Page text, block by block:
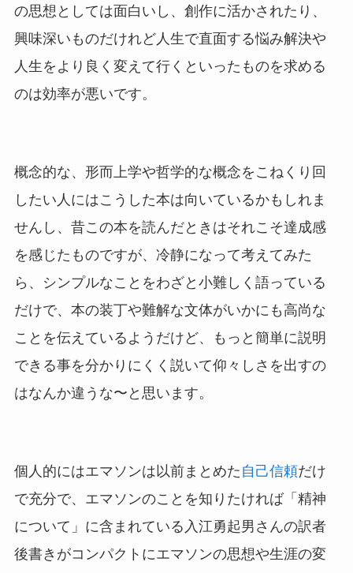
の思想としては面白いし、創作に活かされたり、
興味深いものだけれど人生で直面する悩み解決や
人生をより良く変えて行くといったものを求める
のは効率が悪いです。
概念的な、形而上学や哲学的な概念をこねくり回
したい人にはこうした本は向いているかもしれま
せんし、昔この本を読んだときはそれこそ達成感
を感じたものですが、冷静になって考えてみた
ら、シンプルなことをわざと小難しく語っている
だけで、本の装丁や難解な文体がいかにも高尚な
ことを伝えているようだけど、もっと簡単に説明
できる事を分かりにくく説いて仰々しさを出すの
はなんか違うな〜と思います。
個人的にはエマソンは以前まとめた 自己信頼だけ
で充分で、エマソンのことを知りたければ「精神
について」に含まれている入江勇起男さんの訳者
後書きがコンパクトにエマソンの思想や生涯の変